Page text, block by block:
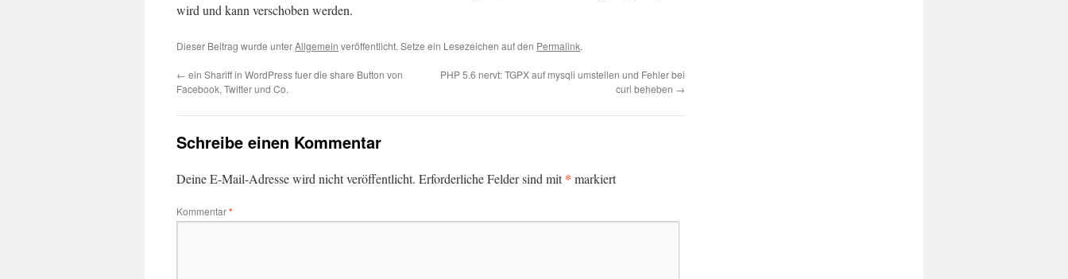
wird und kann verschoben werden.
Dieser Beitrag wurde unterAllgemein veröffentlicht. Setze ein Lesezeichen auf den Permalink.
← ein Shariff in WordPress fuer die share Button von
Facebook, Twitter und Co.
PHP 5.6 nervt: TGPX auf mysqli umstellen und Fehler bei
curl beheben →
Schreibe einen Kommentar
Deine E-Mail-Adresse wird nicht veröffentlicht. Erforderliche Felder sind mit* markiert
Kommentar*